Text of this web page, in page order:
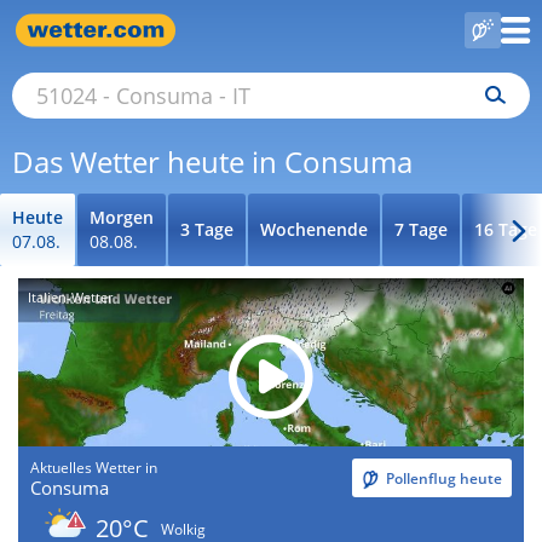
Das Wetter heute in Consuma
Heute
07.08.
Morgen
08.08.
3 Tage Wochenende 7 Tage 16 Tage
Italien-Wetter
Aktuelles Wetter in
Consuma Pollenflug heute
20°C
Wolkig